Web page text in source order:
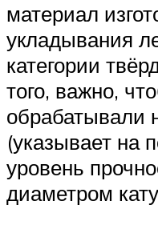
материал
укладывания
категории
того, важно,
обрабатывали
(указывает на
уровень
диаметром